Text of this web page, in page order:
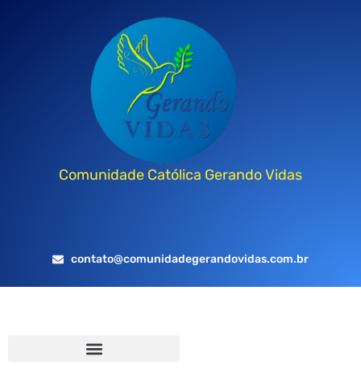
Comunidade Católica Gerando Vidas
contato@comunidadegerandovidas.com.br